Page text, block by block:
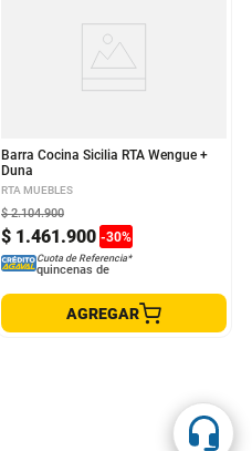
Barra Cocina Sicilia RTA Wengue +
Duna
RTA MUEBLES
$ 1.461.900 -30%
$ 2.104.900
Cuota de Referencia*
quincenas de
AGREGAR